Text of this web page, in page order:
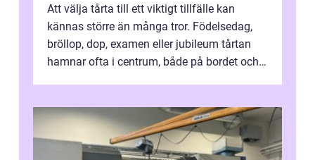
Att välja tårta till ett viktigt tillfälle kan
kännas större än många tror. Födelsedag,
bröllop, dop, examen eller jubileum tårtan
hamnar ofta i centrum, både på bordet och i